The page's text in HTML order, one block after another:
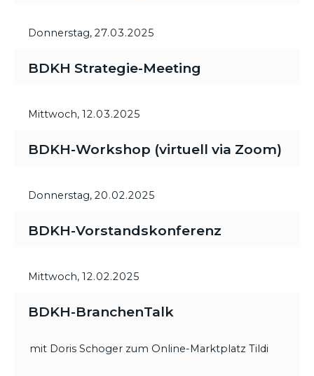
Donnerstag, 27.03.2025
BDKH Strategie-Meeting
Mittwoch, 12.03.2025
BDKH-Workshop (virtuell via Zoom)
Donnerstag, 20.02.2025
BDKH-Vorstandskonferenz
Mittwoch, 12.02.2025
BDKH-BranchenTalk
mit Doris Schoger zum Online-Marktplatz Tildi